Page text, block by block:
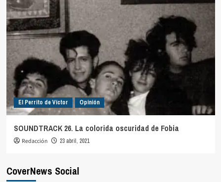
El Perrito de Víctor Opinión
SOUNDTRACK 26. La colorida oscuridad de Fobia
Redacción 23 abril, 2021
CoverNews Social